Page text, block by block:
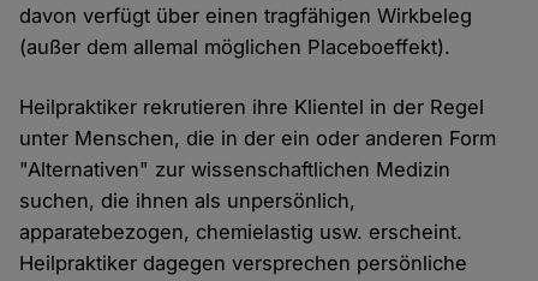
davon verfügt über einen tragfähigen Wirkbeleg
(außer dem allemal möglichen Placeboeffekt).
Heilpraktiker rekrutieren ihre Klientel in der Regel
unter Menschen, die in der ein oder anderen Form
"Alternativen" zur wissenschaftlichen Medizin
suchen, die ihnen als unpersönlich,
apparatebezogen, chemielastig usw. erscheint.
Heilpraktiker dagegen versprechen persönliche